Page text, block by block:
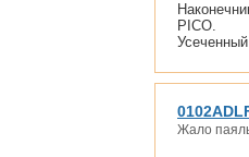
PICO.
Жало